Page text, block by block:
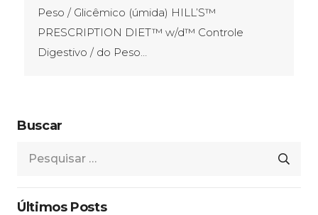
Peso / Glicêmico (úmida) HILL’S™
PRESCRIPTION DIET™ w/d™ Controle
Digestivo / do Peso…
Buscar
Pesquisar
Últimos Posts